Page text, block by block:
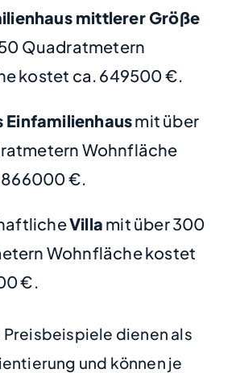
mittlerer Größe
Quadratmetern
kostet ca. 649500 €.
Einfamilienhausmit über
Wohnfläche
€.
Villa mit über 300
Wohnfläche kostet
€.
Preisbeispiele dienen als
und können je